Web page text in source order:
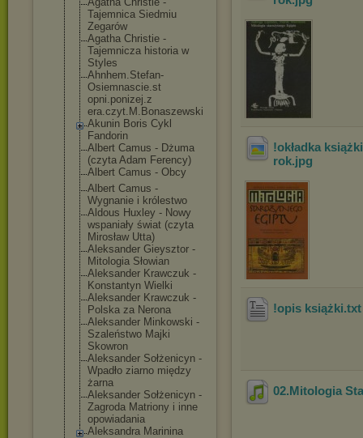
Tajemnica Siedmiu
Zegarów
Agatha Christie -
Tajemnicza historia w
Styles
Ahnhem.Stefan-
Osiemnascie.st
opni.ponizej.z
era.czyt.M.Bonaszewski
Akunin Boris Cykl
Fandorin
Albert Camus - Dżuma
(czyta Adam Ferency)
Albert Camus - Obcy
Albert Camus -
Wygnanie i królestwo
Aldous Huxley - Nowy
wspaniały świat (czyta
Mirosław Utta)
Aleksander Gieysztor -
Mitologia Słowian
Aleksander Krawczuk -
Konstantyn Wielki
Aleksander Krawczuk -
Polska za Nerona
Aleksander Minkowski -
Szaleństwo Majki
Skowron
Aleksander Sołżenicyn -
Wpadło ziarno między
żarna
Aleksander Sołżenicyn -
Zagroda Matriony i inne
opowiadania
Aleksandra Marinina
!okładka
rok.jpg
!opis książki
02.Mitologia